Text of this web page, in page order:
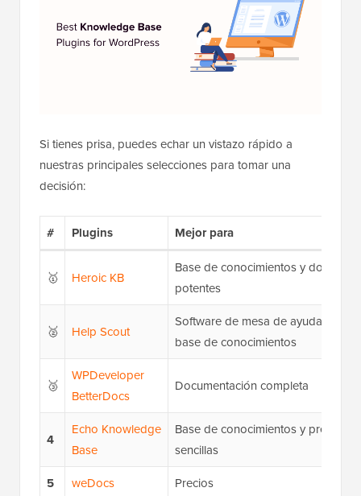
Si tienes prisa, puedes echar un vistazo rápido a
nuestras principales selecciones para tomar una
decisión:
# Plugins Mejor para
🥇 Heroic KB
Base de conocimientos y
potentes
🥈 Help Scout
Software de mesa de ayuda con
base de conocimientos
🥉
WPDeveloper
BetterDocs
Documentación completa
4
Echo Knowledge
Base
Base de conocimientos y
sencillas
5
weDocs Precios